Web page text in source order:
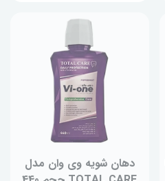
دهان شویه وی وان مدل